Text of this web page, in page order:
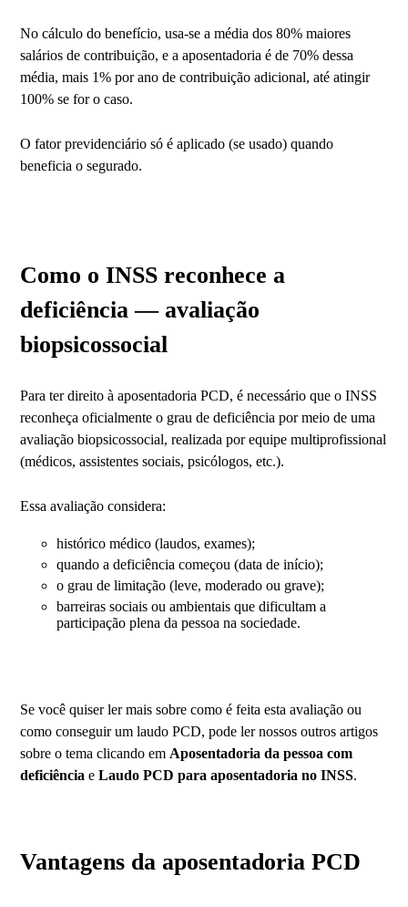
No cálculo do benefício, usa-se a média dos 80% maiores
salários de contribuição, e a aposentadoria é de 70% dessa
média, mais 1% por ano de contribuição adicional, até atingir
100% se for o caso.
O fator previdenciário só é aplicado (se usado) quando
beneficia o segurado.
Como o INSS reconhece a
deficiência — avaliação
biopsicossocial
Para ter direito à aposentadoria PCD, é necessário que o INSS
reconheça oficialmente o grau de deficiência por meio de uma
avaliação biopsicossocial, realizada por equipe multiprofissional
(médicos, assistentes sociais, psicólogos, etc.).
Essa avaliação considera:
histórico médico (laudos, exames);
quando a deficiência começou (data de início);
o grau de limitação (leve, moderado ou grave);
barreiras sociais ou ambientais que dificultam a
participação plena da pessoa na sociedade.
Se você quiser ler mais sobre como é feita esta avaliação ou
como conseguir um laudo PCD, pode ler nossos outros artigos
sobre o tema clicando em Aposentadoria da pessoa com
deficiência eLaudo PCD para aposentadoria no INSS.
Vantagens da aposentadoria PCD